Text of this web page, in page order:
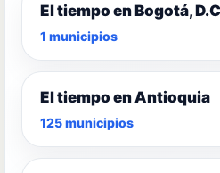
El tiempo en Bogotá,
1 municipios
El tiempo en Antioquia
125 municipios